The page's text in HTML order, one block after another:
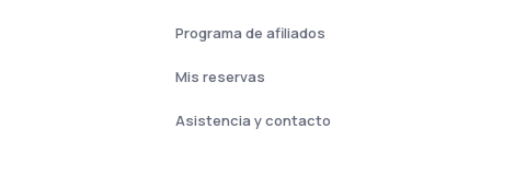
Programa de afiliados
Mis reservas
Asistencia y contacto